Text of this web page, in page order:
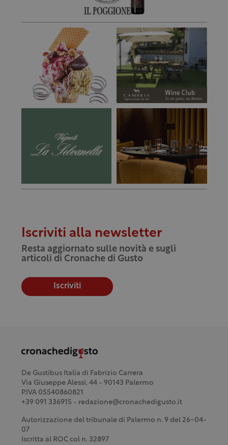
Iscriviti alla newsletter
Resta aggiornato sulle novità e sugli
articoli di Cronache di Gusto
Iscriviti
De Gustibus Italia di Fabrizio Carrera
Via Giuseppe Alessi, 44 - 90143 Palermo
P.IVA 05540860821
+39 091 336915 - redazione@cronachedigusto.it
Autorizzazione del tribunale di Palermo n. 9 del 26-04-
07
Iscritta al ROC col n. 32897